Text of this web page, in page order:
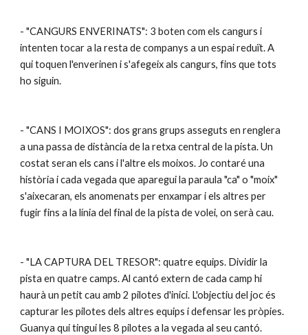
- "CANGURS ENVERINATS": 3 boten com els cangurs i
intenten tocar a la resta de companys a un espai reduït. A
qui toquen l'enverinen i s'afegeix als cangurs, fins que tots
ho siguin.
- "CANS I MOIXOS": dos grans grups asseguts en renglera
a una passa de distància de la retxa central de la pista. Un
costat seran els cans i l'altre els moixos. Jo contaré una
història i cada vegada que aparegui la paraula "ca" o "moix"
s'aixecaran, els anomenats per enxampar i els altres per
fugir fins a la línia del final de la pista de volei, on serà cau.
- "LA CAPTURA DEL TRESOR": quatre equips. Dividir la
pista en quatre camps. Al cantó extern de cada camp hi
haurà un petit cau amb 2 pilotes d'inici. L'objectiu del joc és
capturar les pilotes dels altres equips i defensar les pròpies.
Guanya qui tingui les 8 pilotes a la vegada al seu cantó.